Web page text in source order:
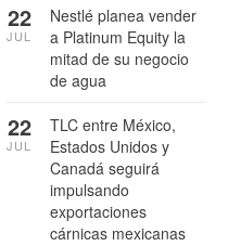
Nestlé planea vender
a Platinum Equity la
mitad de su negocio
de agua
22
JUL
TLC entre México,
Estados Unidos y
Canadá seguirá
impulsando
exportaciones
cárnicas mexicanas
22
JUL